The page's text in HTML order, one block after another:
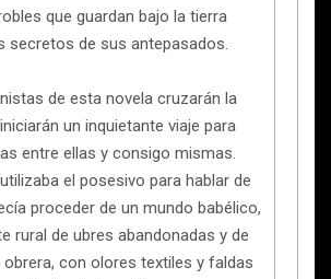
que guardan bajo la tierra
secretos de sus antepasados.
de esta novela cruzarán la
un inquietante viaje para
entre ellas y consigo mismas.
el posesivo para hablar de
proceder de un mundo babélico,
rural de ubres abandonadas y de
obrera, con olores textiles y faldas